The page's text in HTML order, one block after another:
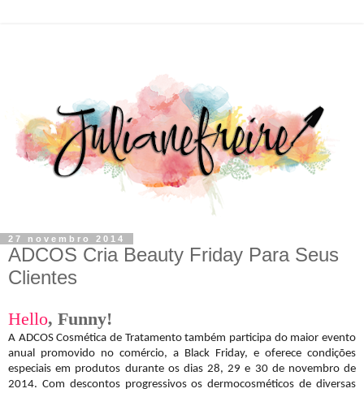
27 novembro 2014
ADCOS Cria Beauty Friday Para Seus
Clientes
Hello, Funny!
A ADCOS Cosmética de Tratamento também participa do maior evento
anual promovido no comércio, a Black Friday, e oferece condições
especiais em produtos durante os dias 28, 29 e 30 de novembro de
2014. Com descontos progressivos os dermocosméticos de diversas